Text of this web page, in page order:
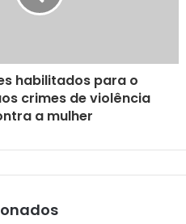
habilitados para o
crimes de violência
a mulher